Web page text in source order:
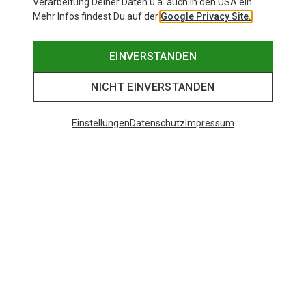
Mehr Infos findest Du auf der Google Privacy Site.
EINVERSTANDEN
NICHT EINVERSTANDEN
EinstellungenDatenschutz Impressum